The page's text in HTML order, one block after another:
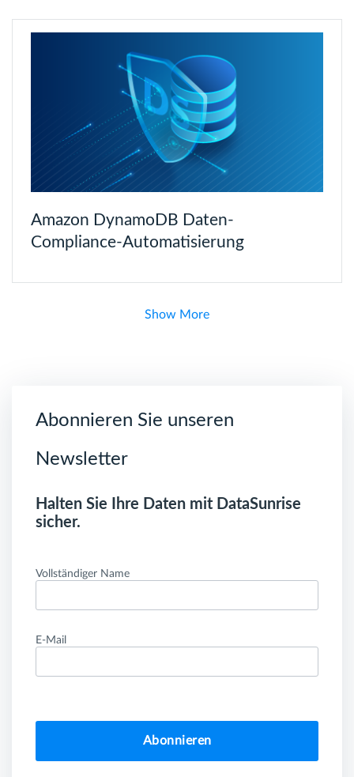
Amazon DynamoDB Daten-
Compliance-Automatisierung
Show More
Abonnieren Sie unseren
Newsletter
Halten Sie Ihre Daten mit DataSunrise
sicher.
Vollständiger Name
E-Mail
Abonnieren